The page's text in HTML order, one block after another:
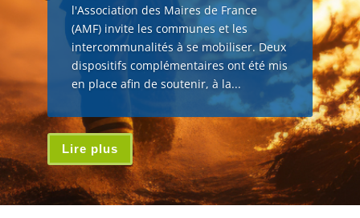
l'Association des Maires de France
(AMF) invite les communes et les
intercommunalités à se mobiliser. Deux
dispositifs complémentaires ont été mis
en place afin de soutenir, à la...
Lire plus